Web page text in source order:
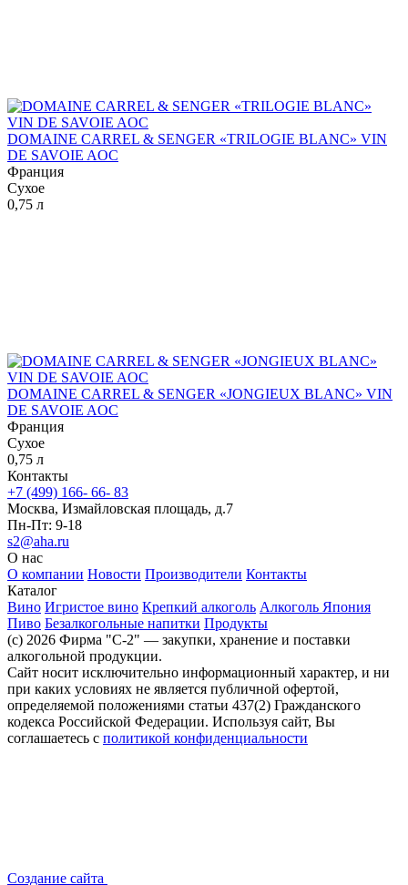
DOMAINE CARREL & SENGER «TRILOGIE BLANC» VIN
DE SAVOIE AOC
Франция
Сухое
0,75 л
DOMAINE CARREL & SENGER «JONGIEUX BLANC» VIN
DE SAVOIE AOC
Франция
Сухое
0,75 л
Контакты
+7 (499) 166- 66- 83
Москва, Измайловская площадь, д.7
Пн-Пт: 9-18
s2@aha.ru
О нас
О компании Новости Производители Контакты
Каталог
Вино Игристое вино Крепкий алкоголь Алкоголь Япония
Пиво Безалкогольные напитки Продукты
(c) 2026 Фирма "С-2" — закупки, хранение и поставки
алкогольной продукции.
Сайт носит исключительно информационный характер, и ни
при каких условиях не является публичной офертой,
определяемой положениями статьи 437(2) Гражданского
кодекса Российской Федерации. Используя сайт, Вы
соглашаетесь с политикой конфиденциальности
Создание сайта